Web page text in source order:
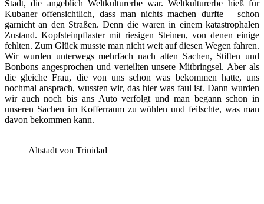
Stadt, die angeblich Weltkulturerbe war. Weltkulturerbe hieß für
Kubaner offensichtlich, dass man nichts machen durfte – schon
garnicht an den Straßen. Denn die waren in einem katastrophalen
Zustand. Kopfsteinpflaster mit riesigen Steinen, von denen einige
fehlten. Zum Glück musste man nicht weit auf diesen Wegen fahren.
Wir wurden unterwegs mehrfach nach alten Sachen, Stiften und
Bonbons angesprochen und verteilten unsere Mitbringsel. Aber als
die gleiche Frau, die von uns schon was bekommen hatte, uns
nochmal ansprach, wussten wir, das hier was faul ist. Dann wurden
wir auch noch bis ans Auto verfolgt und man begann schon in
unseren Sachen im Kofferraum zu wühlen und feilschte, was man
davon bekommen kann.
Altstadt von Trinidad